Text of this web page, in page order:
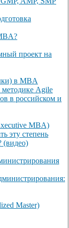
проект на
в MBA
Agile
в российском и
MBA)
эту степень
(видео)
Master)